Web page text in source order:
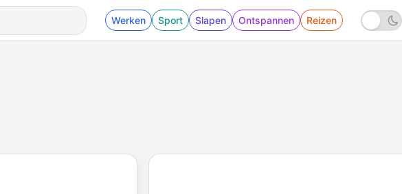
Werken Sport Slapen Ontspannen Reizen